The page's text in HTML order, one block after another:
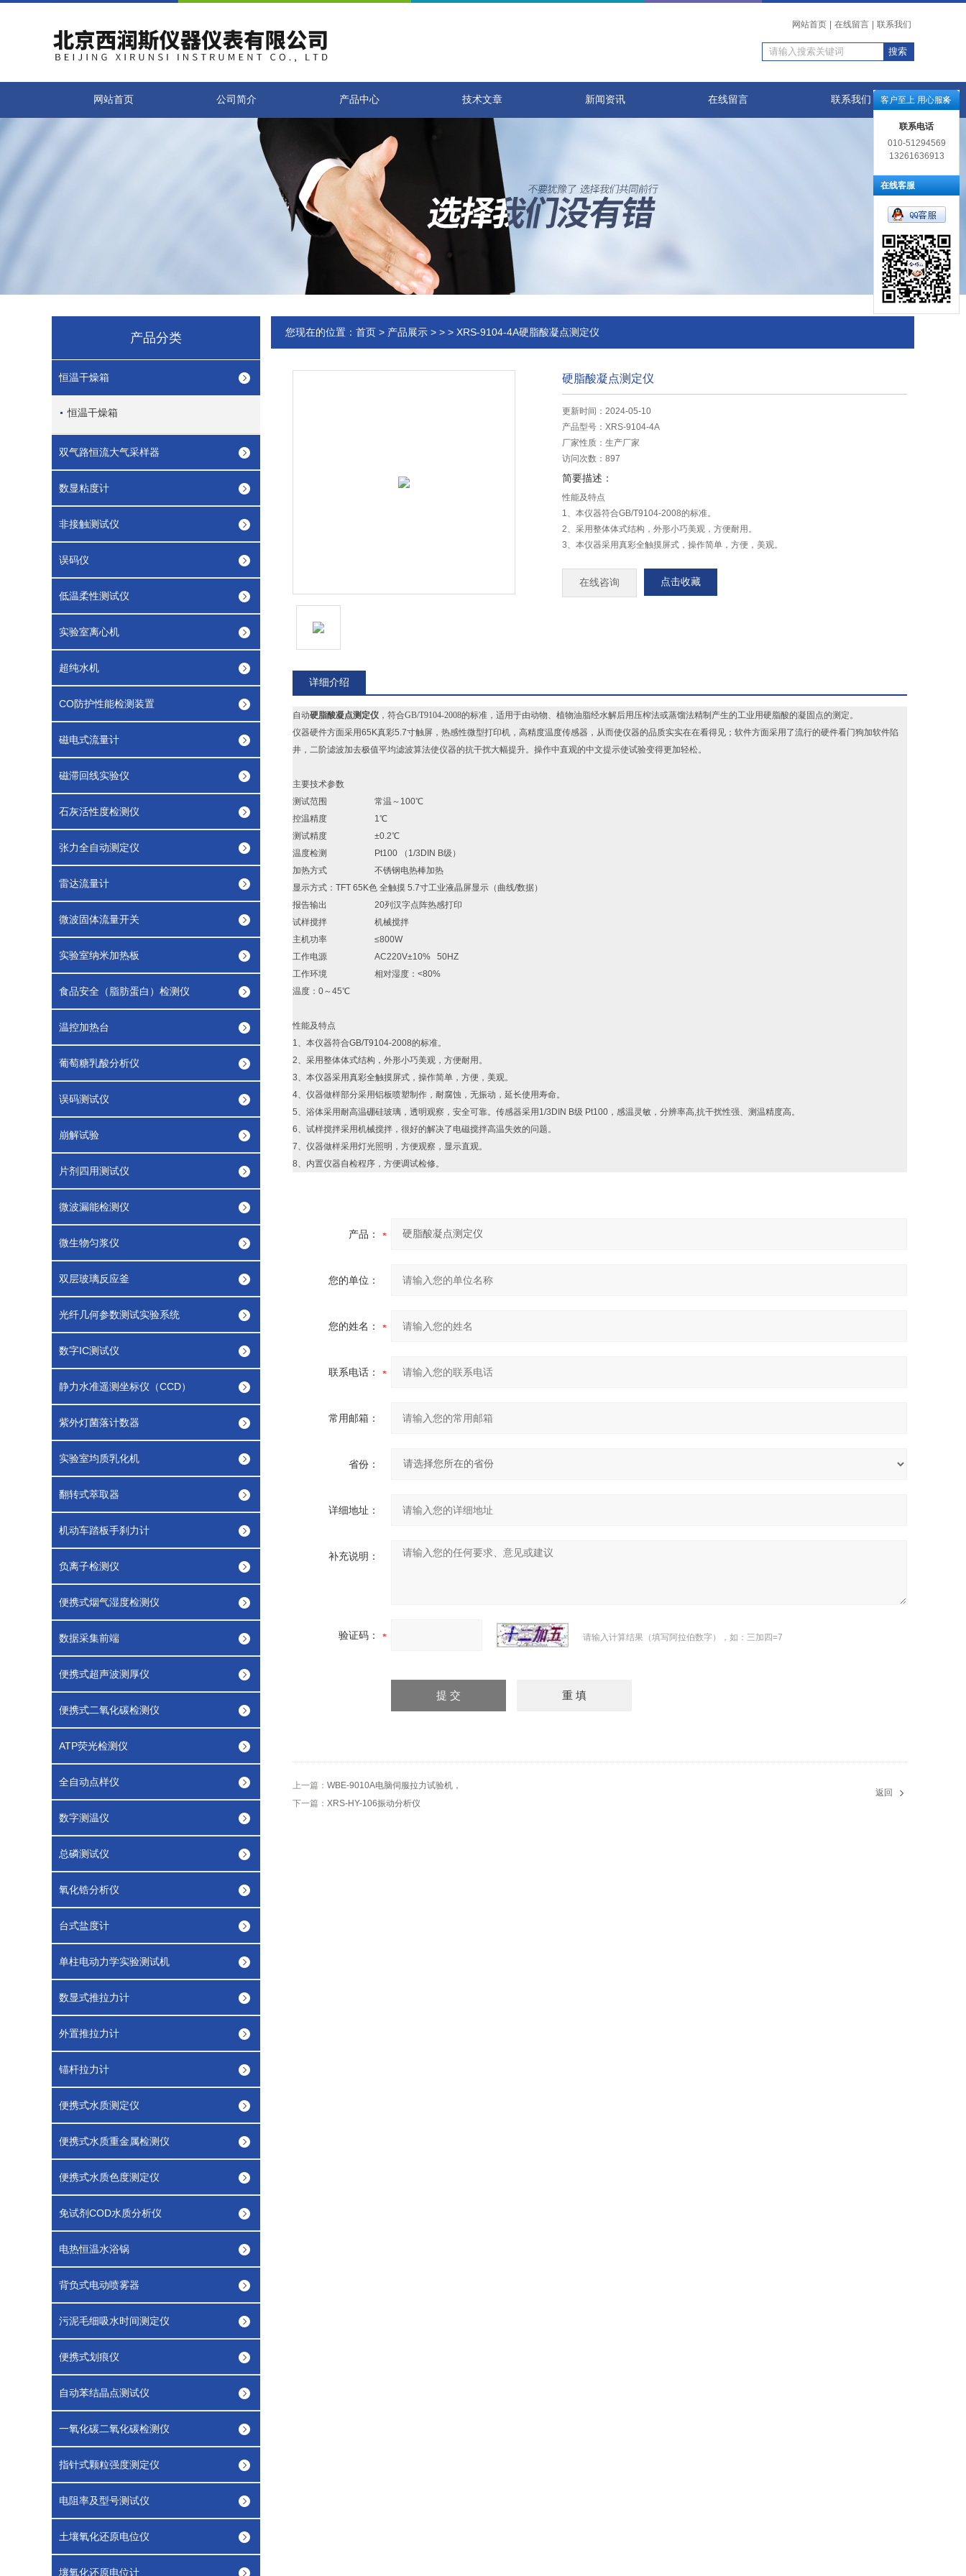
网站首页 在线留言 联系我们
网站首页 公司简介 产品中心 技术文章 新闻资讯 在线留言 联系我们
产品分类
恒温干燥箱
恒温干燥箱
双气路恒流大气采样器
数显粘度计
非接触测试仪
误码仪
低温柔性测试仪
实验室离心机
超纯水机
CO防护性能检测装置
磁电式流量计
磁滞回线实验仪
石灰活性度检测仪
张力全自动测定仪
雷达流量计
微波固体流量开关
实验室纳米加热板
食品安全（脂肪蛋白）检测仪
温控加热台
葡萄糖乳酸分析仪
误码测试仪
崩解试验
片剂四用测试仪
微波漏能检测仪
微生物匀浆仪
双层玻璃反应釜
光纤几何参数测试实验系统
数字IC测试仪
静力水准遥测坐标仪（CCD）
紫外灯菌落计数器
实验室均质乳化机
翻转式萃取器
机动车踏板手刹力计
负离子检测仪
便携式烟气湿度检测仪
数据采集前端
便携式超声波测厚仪
便携式二氧化碳检测仪
ATP荧光检测仪
全自动点样仪
数字测温仪
总磷测试仪
氧化锆分析仪
台式盐度计
单柱电动力学实验测试机
数显式推拉力计
外置推拉力计
锚杆拉力计
便携式水质测定仪
便携式水质重金属检测仪
便携式水质色度测定仪
免试剂COD水质分析仪
电热恒温水浴锅
背负式电动喷雾器
污泥毛细吸水时间测定仪
便携式划痕仪
自动苯结晶点测试仪
一氧化碳二氧化碳检测仪
指针式颗粒强度测定仪
电阻率及型号测试仪
土壤氧化还原电位仪
壤氧化还原电位计
您现在的位置： 首页 > 产品展示 > > > XRS-9104-4A硬脂酸凝点测定仪
硬脂酸凝点测定仪
更新时间：2024-05-10
产品型号： XRS-9104-4A
厂家性质： 生产厂家
访问次数： 897
简要描述：
性能及特点
1、本仪器符合GB/T9104-2008的标准。
2、采用整体体式结构，外形小巧美观，方便耐用。
3、本仪器采用真彩全触摸屏式，操作简单，方便，美观。
在线咨询 点击收藏
详细介绍
自动硬脂酸凝点测定仪 ，符合GB/T9104-2008的标准，适用于由动物、植物油脂经水解后用压榨法或蒸馏法精制产生的工业用硬脂酸的凝固点的测定。
仪器硬件方面采用65K真彩5.7寸触屏，热感性微型打印机，高精度温度传感器，从而使仪器的品质实实在在看得见；软件方面采用了流行的硬件看门狗加软件陷
井，二阶滤波加去极值平均滤波算法使仪器的抗干扰大幅提升。操作中直观的中文提示使试验变得更加轻松。
主要技术参数
测试范围 常温～100℃
控温精度 1℃
测试精度 ±0.2℃
温度检测 Pt100 （1/3DIN B级）
加热方式 不锈钢电热棒加热
显示方式：TFT 65K色 全触摸 5.7寸工业液晶屏显示（曲线/数据）
报告输出 20列汉字点阵热感打印
试样搅拌 机械搅拌
主机功率 ≤800W
工作电源 AC220V±10% 50HZ
工作环境 相对湿度：<80%
温度：0～45℃
性能及特点
1、本仪器符合GB/T9104-2008的标准。
2、采用整体体式结构，外形小巧美观，方便耐用。
3、本仪器采用真彩全触摸屏式，操作简单，方便，美观。
4、仪器做样部分采用铝板喷塑制作，耐腐蚀，无振动，延长使用寿命。
5、浴体采用耐高温硼硅玻璃，透明观察，安全可靠。传感器采用1/3DIN B级 Pt100，感温灵敏，分辨率高,抗干扰性强、测温精度高。
6、试样搅拌采用机械搅拌，很好的解决了电磁搅拌高温失效的问题。
7、仪器做样采用灯光照明，方便观察，显示直观。
8、内置仪器自检程序，方便调试检修。
产品：
您的单位：
您的姓名：
联系电话：
常用邮箱：
省份：
详细地址：
补充说明：
验证码： 请输入计算结果（填写阿拉伯数字），如：三加四=7
上一篇： WBE-9010A电脑伺服拉力试验机，
下一篇： XRS-HY-106振动分析仪
返回
客户至上 用心服务
联系电话
010-51294569
13261636913
在线客服